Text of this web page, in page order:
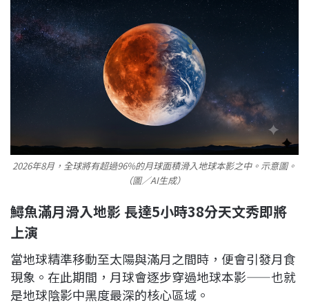
2026年8月，全球將有超過96%的月球面積滑入地球本影之中。示意圖。
（圖／AI生成）
鱘魚滿月滑入地影 長達5小時38分天文秀即將
上演
當地球精準移動至太陽與滿月之間時，便會引發月食
現象。在此期間，月球會逐步穿過地球本影——也就
是地球陰影中黑度最深的核心區域。